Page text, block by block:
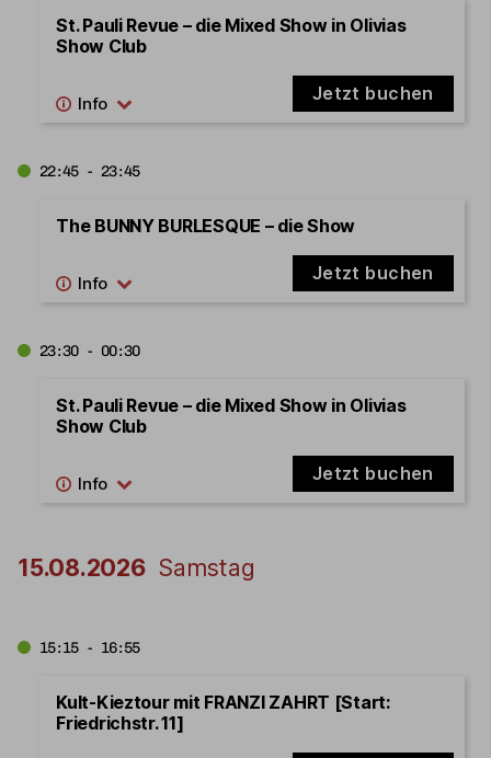
St. Pauli Revue – die Mixed Show in Olivias
Show Club
Jetzt buchen
22:45 - 23:45
The BUNNY BURLESQUE – die Show
Jetzt buchen
23:30 - 00:30
St. Pauli Revue – die Mixed Show in Olivias
Show Club
Jetzt buchen
15.08.2026 Samstag
15:15 - 16:55
Kult-Kieztour mit FRANZI ZAHRT [Start:
Friedrichstr. 11]